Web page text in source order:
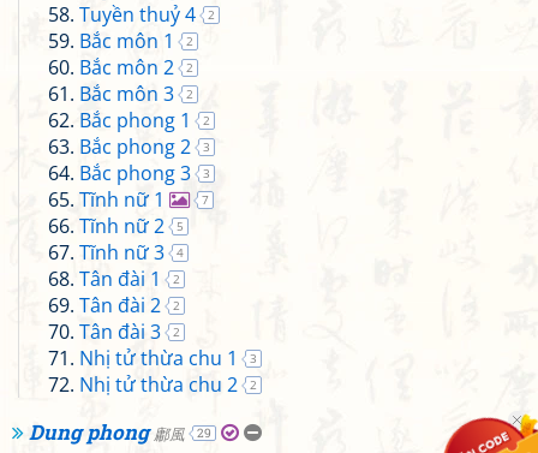
Tuyền thuỷ 4 2
Bắc môn 1 2
Bắc môn 2 2
Bắc môn 3 2
Bắc phong 1 2
Bắc phong 2 3
Bắc phong 3 3
Tĩnh nữ 1 7
Tĩnh nữ 2 5
Tĩnh nữ 3 4
Tân đài 1 2
Tân đài 2 2
Tân đài 3 2
Nhị tử thừa chu 1 3
Nhị tử thừa chu 2 2
Dung phong鄘風 29